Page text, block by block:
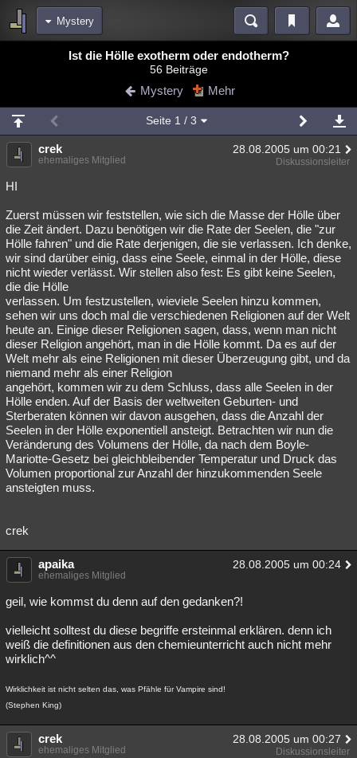
Mystery
Blogs
Chat Wiki Neuigkeiten
meine Rubriken
Menschen Mystery Kriminalfälle
Natur Umfragen Unterhaltung
weitere Rubriken
Philosophie Träume Orte Esoterik Literatur
Astronomie Helpdesk Gruppen Gaming
Musik Clash Verbesserungen Allmystery English
Übersichten
Besucht Teilgenommen Alle
Lesenswert Schlüsselwörter
Ist die Hölle exotherm oder endotherm?
56 Beiträge
Mystery Mehr
Seite 1 / 3
crek 28.08.2005 um 00:21
ehemaliges Mitglied Diskussionsleiter
HI
Zuerst müssen wir feststellen, wie sich die Masse der Hölle über
die Zeit ändert. Dazu benötigen wir die Rate der Seelen, die "zur
Hölle fahren" und die Rate derjenigen, die sie verlassen. Ich denke,
wir sind darüber einig, dass eine Seele, einmal in der Hölle, diese
nicht wieder verlässt. Wir stellen also fest: Es gibt keine Seelen,
die die Hölle
verlassen. Um festzustellen, wieviele Seelen hinzu kommen,
sehen wir uns doch mal die verschiedenen Religionen auf der Welt
heute an. Einige dieser Religionen sagen, dass, wenn man nicht
dieser Religion angehört, man in die Hölle kommt. Da es auf der
Welt mehr als eine Religionen mit dieser Überzeugung gibt, und da
niemand mehr als einer Religion
angehört, kommen wir zu dem Schluss, dass alle Seelen in der
Hölle enden. Auf der Basis der weltweiten Geburten- und
Sterberaten können wir davon ausgehen, dass die Anzahl der
Seelen in der Hölle exponentiell ansteigt. Betrachten wir nun die
Veränderung des Volumens der Hölle, da nach dem Boyle-
Mariotte-Gesetz bei gleichbleibender Temperatur und Druck das
Volumen proportional zur Anzahl der hinzukommenden Seele
ansteigten muss.
crek
apaika 28.08.2005 um 00:24
ehemaliges Mitglied
geil, wie kommst du denn auf den gedanken?!
vielleicht solltest du diese begriffe ersteinmal erklären. denn ich
weiß die definitionen aus den chemieunterricht auch nicht mehr
wirklich^^
Wirklichkeit ist nicht selten das, was Pfähle für Vampire sind!
(Stephen King)
crek 28.08.2005 um 00:27
ehemaliges Mitglied Diskussionsleiter